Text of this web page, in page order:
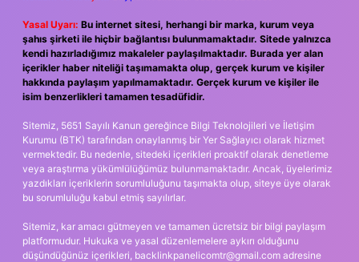
Yasal Uyarı: Bu internet sitesi, herhangi bir marka, kurum veya
şahıs şirketi ile hiçbir bağlantısı bulunmamaktadır. Sitede yalnızca
kendi hazırladığımız makaleler paylaşılmaktadır. Burada yer alan
içerikler haber niteliği taşımamakta olup, gerçek kurum ve kişiler
hakkında paylaşım yapılmamaktadır. Gerçek kurum ve kişiler ile
isim benzerlikleri tamamen tesadüfidir.
Sitemiz, 5651 Sayılı Kanun gereğince Bilgi Teknolojileri ve İletişim
Kurumu (BTK) tarafından onaylanmış bir Yer Sağlayıcı olarak hizmet
vermektedir. Bu nedenle, sitedeki içerikleri proaktif olarak denetleme
veya araştırma yükümlülüğümüz bulunmamaktadır. Ancak, üyelerimiz
yazdıkları içeriklerin sorumluluğunu taşımakta olup, siteye üye olarak
bu sorumluluğu kabul etmiş sayılırlar.
Sitemiz, kar amacı gütmeyen ve tamamen ücretsiz bir bilgi paylaşım
platformudur. Hukuka ve yasal düzenlemelere aykırı olduğunu
düşündüğünüz içerikleri, backlinkpanelicomtr@gmail.com adresine